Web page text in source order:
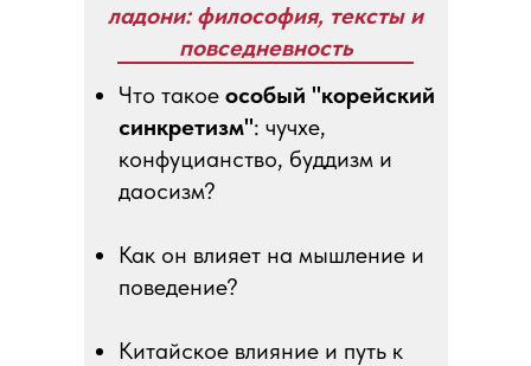
ладони: философия, тексты и
повседневность
Что такое особый "корейский
синкретизм": чучхе,
конфуцианство, буддизм и
даосизм?
Как он влияет на мышление и
поведение?
Китайское влияние и путь к